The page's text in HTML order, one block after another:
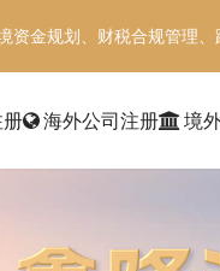
金规划、财税合规管理
海外公司注册 境